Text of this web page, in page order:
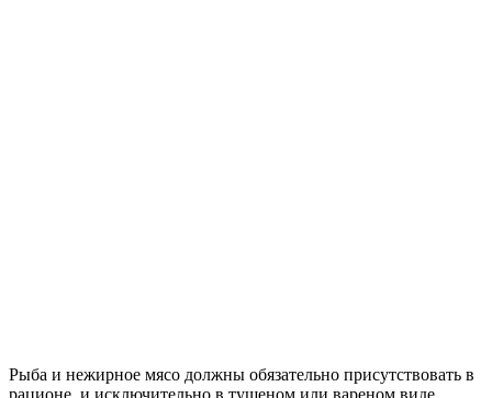
Рыба и нежирное мясо должны обязательно присутствовать в